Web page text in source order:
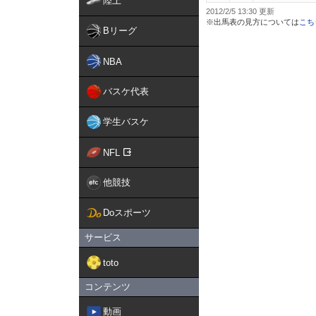
Bリーグ
NBA
バスケ代表
学生バスケ
NFL
他競技
Doスポーツ
サービス
toto
コンテンツ
動画
2012/2/5 13:30
※出馬表の見方については こち